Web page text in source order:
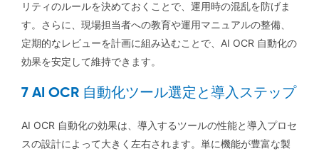
リティのルールを決めておくことで、運用時の混乱を防げま
す。さらに、現場担当者への教育や運用マニュアルの整備、
定期的なレビューを計画に組み込むことで、AI OCR 自動化の
効果を安定して維持できます。
7 AI OCR 自動化ツール選定と導入ステップ
AI OCR 自動化の効果は、導入するツールの性能と導入プロセ
スの設計によって大きく左右されます。単に機能が豊富な製